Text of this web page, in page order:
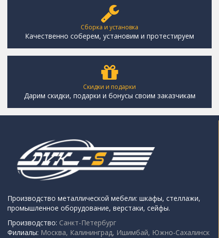
Сборка и установка
Качественно соберем, установим и протестируем
Скидки и подарки
Дарим скидки, подарки и бонусы своим заказчикам
Производство металлической мебели: шкафы, стеллажи,
промышленное оборудование, верстаки, сейфы.
Производство: Санкт-Петербург
Филиалы: Москва, Калининград, Ишимбай, Южно-Сахалинск